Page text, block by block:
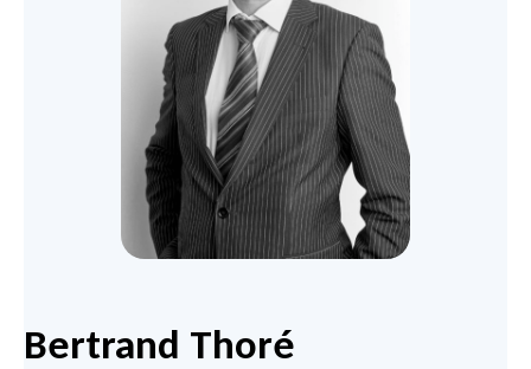
Bertrand Thoré